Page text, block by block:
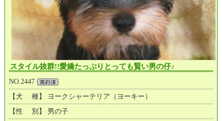
スタイル抜群!!愛嬌たっぷりとっても賢い男の仔♪
NO.2447
【犬 種】 ヨークシャーテリア（ヨーキー）
【性 別】 男の子